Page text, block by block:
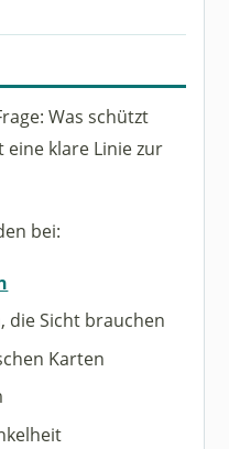
Was schützt
klare Linie zur
bei:
die Sicht brauchen
Karten